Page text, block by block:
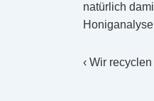
natürlich
Vorheriger
‹ Wir